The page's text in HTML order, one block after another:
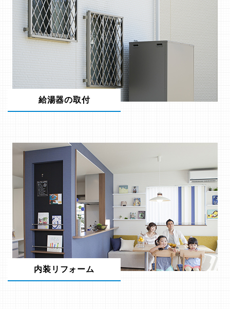
給湯器の取付
内装リフォーム